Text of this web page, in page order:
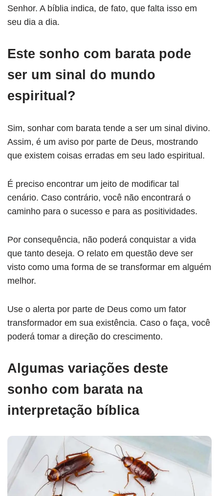
Senhor. A bíblia indica, de fato, que falta isso em
seu dia a dia.
Este sonho com barata pode
ser um sinal do mundo
espiritual?
Sim, sonhar com barata tende a ser um sinal divino.
Assim, é um aviso por parte de Deus, mostrando
que existem coisas erradas em seu lado espiritual.
É preciso encontrar um jeito de modificar tal
cenário. Caso contrário, você não encontrará o
caminho para o sucesso e para as positividades.
Por consequência, não poderá conquistar a vida
que tanto deseja. O relato em questão deve ser
visto como uma forma de se transformar em alguém
melhor.
Use o alerta por parte de Deus como um fator
transformador em sua existência. Caso o faça, você
poderá tomar a direção do crescimento.
Algumas variações deste
sonho com barata na
interpretação bíblica